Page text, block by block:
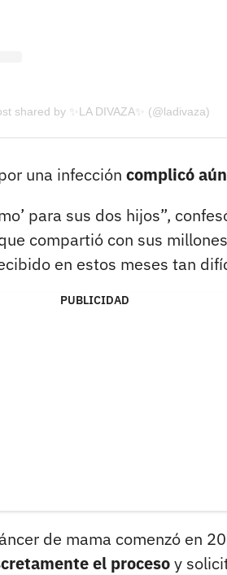
shared by ✨LA DIVAZA✨ (@ladivaza)
una infección complicó
para sus dos hijos”,
compartió con sus
en estos meses tan
PUBLICIDAD
de mama comenzó en
el procesoy